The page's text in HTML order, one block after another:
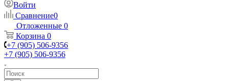
Войти
Сравнение0
Отложенные 0
Корзина 0
+7 (905) 506-9356
+7 (905) 506-9356